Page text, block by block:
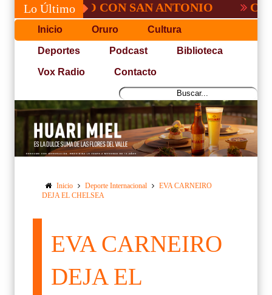
Lo Último
PUDO CON SAN ANTONIO COPA
Inicio Oruro Cultura
Deportes Podcast Biblioteca
Vox Radio Contacto
Inicio Deporte Internacional
EVA CARNEIRO
DEJA EL CHELSEA
EVA CARNEIRO
DEJA EL